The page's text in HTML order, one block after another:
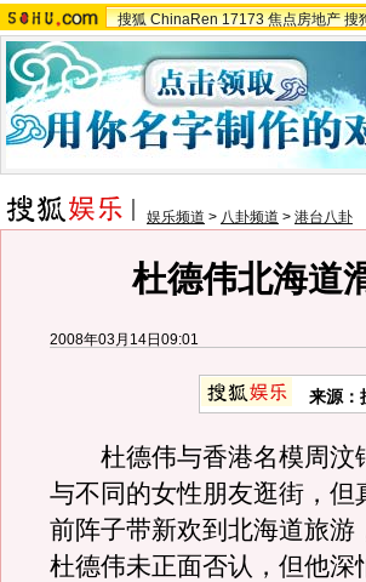
搜狐 ChinaRen 17173 焦点房地产 搜
娱乐频道 > 八卦频道 > 港台八卦
杜德伟北海道
2008年03月14日09:01
来源：
杜德伟与香港名模周汶
与不同的女性朋友逛街，
前阵子带新欢到北海道旅
杜德伟未正面否认，但他深